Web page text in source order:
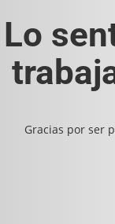
Lo
Gracias por ser